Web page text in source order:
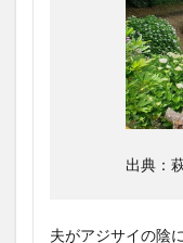
出典：
夫がアジサイの陰